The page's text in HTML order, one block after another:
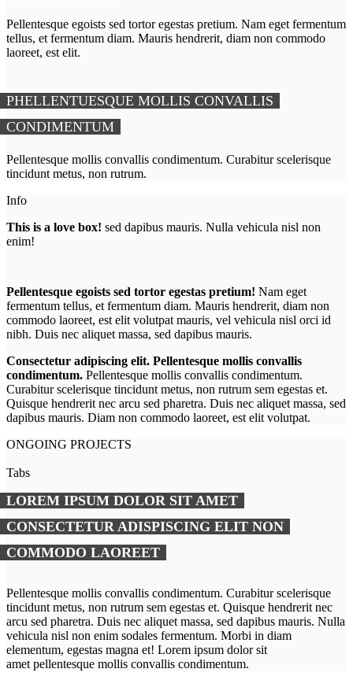
Pellentesque egoists sed tortor egestas pretium. Nam eget fermentum
tellus, et fermentum diam. Mauris hendrerit, diam non commodo
laoreet, est elit.
PHELLENTUESQUE MOLLIS CONVALLIS
CONDIMENTUM
Pellentesque mollis convallis condimentum. Curabitur scelerisque
tincidunt metus, non rutrum.
Info
This is a love box! sed dapibus mauris. Nulla vehicula nisl non
enim!
Pellentesque egoists sed tortor egestas pretium! Nam eget
fermentum tellus, et fermentum diam. Mauris hendrerit, diam non
commodo laoreet, est elit volutpat mauris, vel vehicula nisl orci id
nibh. Duis nec aliquet massa, sed dapibus mauris.
Consectetur adipiscing elit. Pellentesque mollis convallis
condimentum. Pellentesque mollis convallis condimentum.
Curabitur scelerisque tincidunt metus, non rutrum sem egestas et.
Quisque hendrerit nec arcu sed pharetra. Duis nec aliquet massa, sed
dapibus mauris. Diam non commodo laoreet, est elit volutpat.
ONGOING PROJECTS
Tabs
LOREM IPSUM DOLOR SIT AMET
CONSECTETUR ADISPISCING ELIT NON
COMMODO LAOREET
Pellentesque mollis convallis condimentum. Curabitur scelerisque
tincidunt metus, non rutrum sem egestas et. Quisque hendrerit nec
arcu sed pharetra. Duis nec aliquet massa, sed dapibus mauris. Nulla
vehicula nisl non enim sodales fermentum. Morbi in diam
elementum, egestas magna et! Lorem ipsum dolor sit
amet pellentesque mollis convallis condimentum.